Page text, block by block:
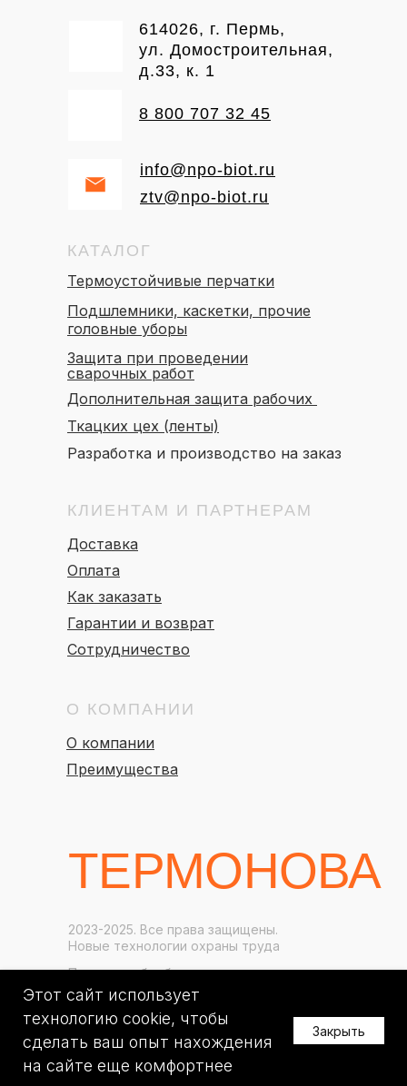
2023-2025. Все права защищены.
Новые технологии охраны труда
Разработка сайта Алина Третьякова
Политика обработки персональных данных
614026, г. Пермь,
ул. Домостроительная,
д.33, к. 1
8 800 707 32 45
info@npo-biot.ru
ztv@npo-biot.ru
КАТАЛОГ
О КОМПАНИИ
КЛИЕНТАМ И ПАРТНЕРАМ
Термоустойчивые перчатки
Подшлемники, каскетки, прочие
головные уборы
Защита при проведении
сварочных работ
Дополнительная защита рабочих
Ткацких цех (ленты)
Разработка и производство на заказ
О компании
Доставка
Оплата
Преимущества
Как заказать
Гарантии и возврат
Сотрудничество
ТЕРМОНОВА
Этот сайт использует
технологию cookie, чтобы
сделать ваш опыт нахождения
на сайте еще комфортнее
Закрыть
Made on Tilda